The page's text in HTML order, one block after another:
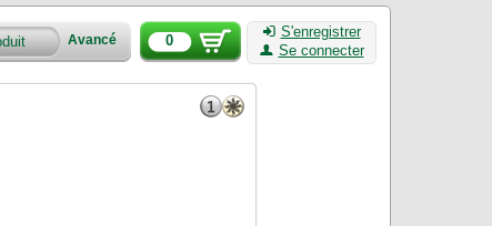
Avancé 0
S'enregistrer
Se connecter